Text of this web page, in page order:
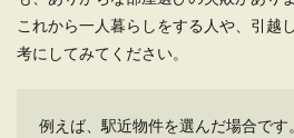
これから一人暮らしをする人や、引越
考にしてみてください。
例えば、駅近物件を選んだ場合です。